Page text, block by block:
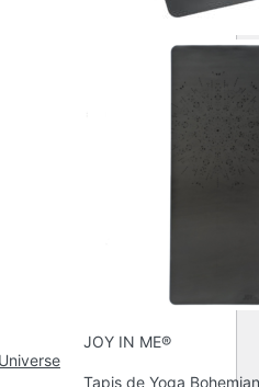
JOY IN ME®
Tapis de Yoga